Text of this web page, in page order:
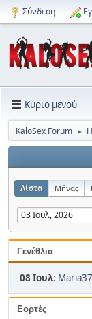
Σύνδεση
Κύριο μενού
KaloSex Forum ►
Λίστα Μήνας
Γενέθλια
08 Ιουλ:
Εορτές